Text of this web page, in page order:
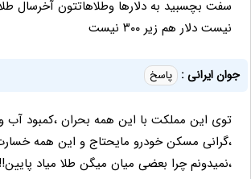
نیست دلار هم زیر ۳۰۰ نیست
جوان ایرانی : پاسخ
توی این مملکت با این همه بحران ،کمبود آب
،گرانی مسکن خودرو مایحتاج و این همه
،نمیدونم چرا بعضی میان میگن طلا میاد پایین!!